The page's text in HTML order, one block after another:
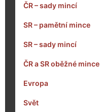
ČR – sady mincí
SR – pamětní mince
SR – sady mincí
ČR a SR oběžné mince
Evropa
Svět